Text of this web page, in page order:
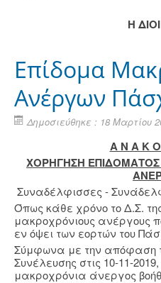
Η
Επίδομα
Ανέργων
Δημοσιεύθηκε : 18 Μαρτίου
Α Ν Α Κ Ο
ΧΟΡΗΓΗΣΗ
Συναδέλφισσες -
Όπως κάθε χρόνο το Δ.Σ.
μακροχρόνιους ανέργους
εν όψει των εορτών του
Σύμφωνα με την απόφαση
Συνέλευσης στις 10-11-
μακροχρόνια άνεργος